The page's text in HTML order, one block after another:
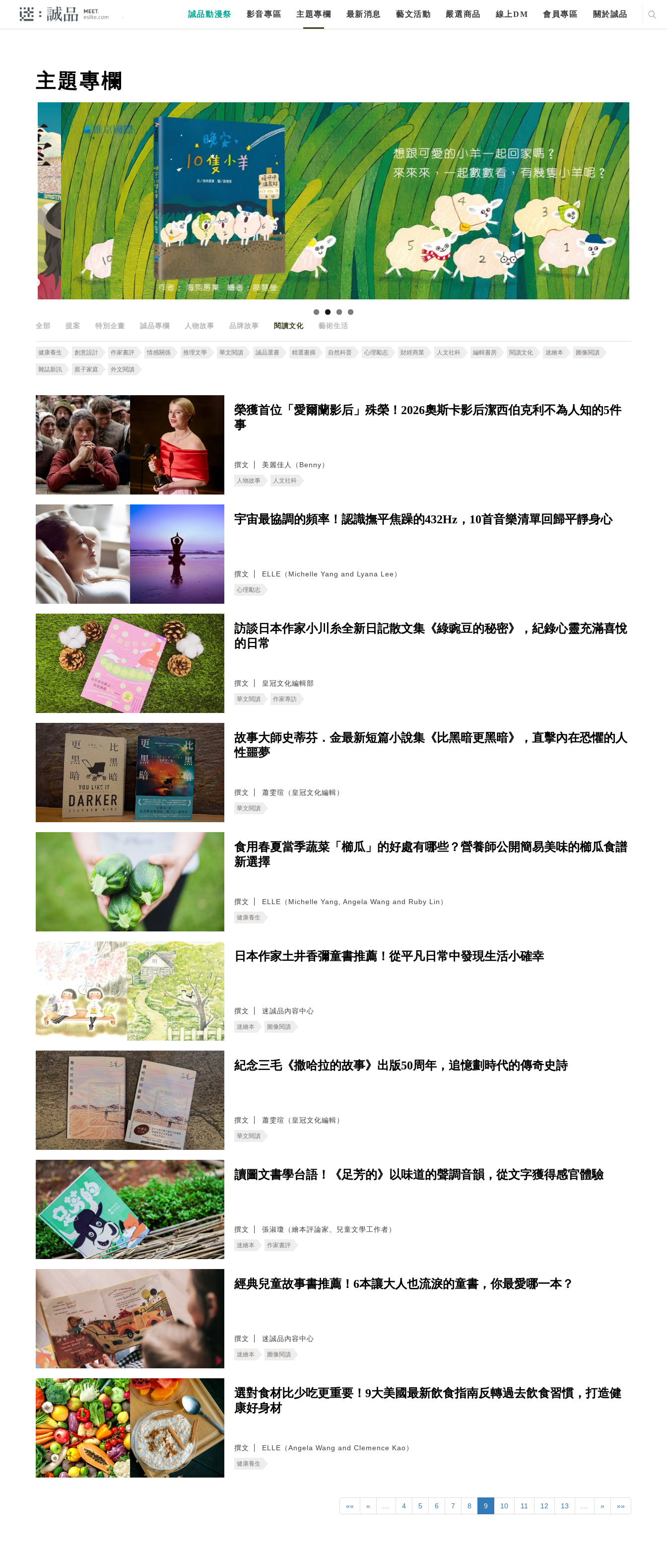
誠品動漫祭 影音專區 主題專欄 最新消息 藝文活動 嚴選商品 線上DM 會員專區 關於誠品
主題專欄
全部 提案 特別企畫 誠品專欄 人物故事 品牌故事 閱讀文化 藝術生活
健康養生 創意設計 作家書評 情感關係 推理文學 華文閱讀 誠品選書 精選書摘 自然科普 心理勵志 財經商業 人文社科 編輯書房 閱讀文化 迷繪本 圖像閱讀
雜誌新訊 親子家庭 外文閱讀
榮獲首位「愛爾蘭影后」殊榮！2026奧斯卡影后潔西伯克利不為人知的5件
事
撰文 美麗佳人（Benny）
人物故事 人文社科
宇宙最協調的頻率！認識撫平焦躁的432Hz，10首音樂清單回歸平靜身心
撰文 ELLE（Michelle Yang and Lyana Lee）
心理勵志
訪談日本作家小川糸全新日記散文集《綠豌豆的秘密》，紀錄心靈充滿喜悅
的日常
撰文 皇冠文化編輯部
華文閱讀 作家專訪
故事大師史蒂芬．金最新短篇小說集《比黑暗更黑暗》，直擊內在恐懼的人
性噩夢
撰文 蕭雯瑄（皇冠文化編輯）
華文閱讀
食用春夏當季蔬菜「櫛瓜」的好處有哪些？營養師公開簡易美味的櫛瓜食譜
新選擇
撰文 ELLE（Michelle Yang, Angela Wang and Ruby Lin）
健康養生
日本作家土井香彌童書推薦！從平凡日常中發現生活小確幸
撰文 迷誠品內容中心
迷繪本 圖像閱讀
紀念三毛《撒哈拉的故事》出版50周年，追憶劃時代的傳奇史詩
撰文 蕭雯瑄（皇冠文化編輯）
華文閱讀
讀圖文書學台語！《足芳的》以味道的聲調音韻，從文字獲得感官體驗
撰文 張淑瓊（繪本評論家、兒童文學工作者）
迷繪本 作家書評
經典兒童故事書推薦！6本讓大人也流淚的童書，你最愛哪一本？
撰文 迷誠品內容中心
迷繪本 圖像閱讀
選對食材比少吃更重要！9大美國最新飲食指南反轉過去飲食習慣，打造健
康好身材
撰文 ELLE（Angela Wang and Clemence Kao）
健康養生
«« « … 4 5 6 7 8 9 10 11 12 13 … » »»